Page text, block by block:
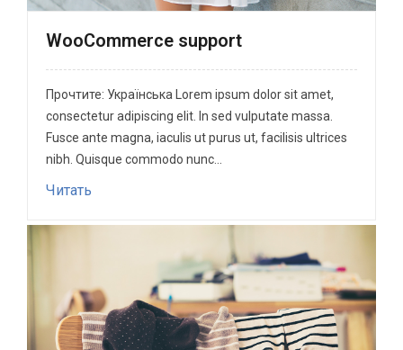
WooCommerce support
Прочтите: Українська Lorem ipsum dolor sit amet,
consectetur adipiscing elit. In sed vulputate massa.
Fusce ante magna, iaculis ut purus ut, facilisis ultrices
nibh. Quisque commodo nunc...
Читать